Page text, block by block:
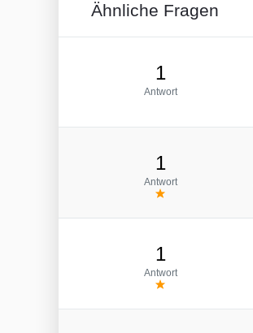
Ähnliche Fragen
1
Antwort
1
Antwort
1
Antwort